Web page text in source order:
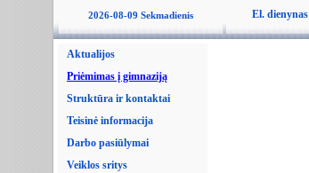
2026-08-09 Sekmadienis El. dienynas
Aktualijos
Priėmimas į gimnaziją
Struktūra ir kontaktai
Teisinė informacija
Darbo pasiūlymai
Veiklos sritys